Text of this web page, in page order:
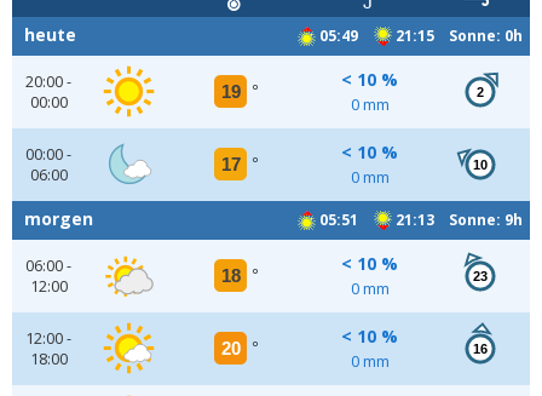
05:49 21:15 Sonne: 0h
heute
20:00 -
00:00
19 °
< 10 %
0 mm
2
00:00 -
06:00
17 °
< 10 %
0 mm
10
05:51 21:13 Sonne: 9h
morgen
06:00 -
12:00
18 °
< 10 %
0 mm
23
12:00 -
18:00
20 °
< 10 %
0 mm
16